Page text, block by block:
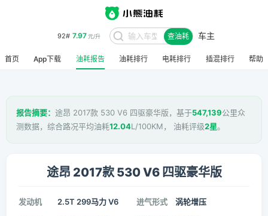
92# 7.97元/升 查油耗 车主
首页 App下载 油耗报告 油耗排行 电耗排行 插混排行 帮助
报告摘要： 途昂 2017款 530 V6 四驱豪华版，基于547,139公里众
测数据，综合路况平均油耗12.04L/100KM， 油耗评级2星。
途昂 2017款 530 V6 四驱豪华版
发动机 2.5T 299马力 V6 进气形式 涡轮增压